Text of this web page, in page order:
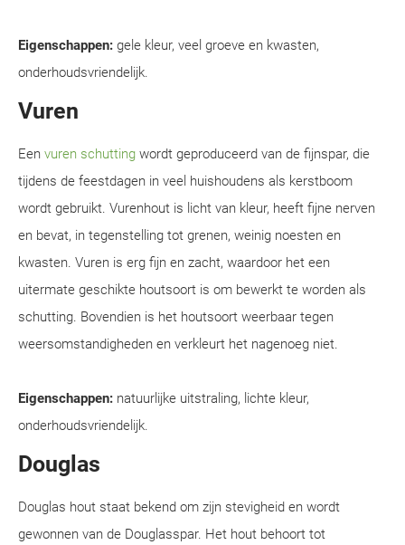
Eigenschappen: gele kleur, veel groeve en kwasten,
onderhoudsvriendelijk.
Vuren
Een vuren schutting wordt geproduceerd van de fijnspar, die
tijdens de feestdagen in veel huishoudens als kerstboom
wordt gebruikt. Vurenhout is licht van kleur, heeft fijne nerven
en bevat, in tegenstelling tot grenen, weinig noesten en
kwasten. Vuren is erg fijn en zacht, waardoor het een
uitermate geschikte houtsoort is om bewerkt te worden als
schutting. Bovendien is het houtsoort weerbaar tegen
weersomstandigheden en verkleurt het nagenoeg niet.
Eigenschappen: natuurlijke uitstraling, lichte kleur,
onderhoudsvriendelijk.
Douglas
Douglas hout staat bekend om zijn stevigheid en wordt
gewonnen van de Douglasspar. Het hout behoort tot